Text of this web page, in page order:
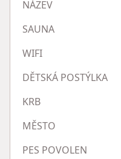
NÁZEV
SAUNA
WIFI
DĚTSKÁ POSTÝLKA
KRB
MĚSTO
PES POVOLEN